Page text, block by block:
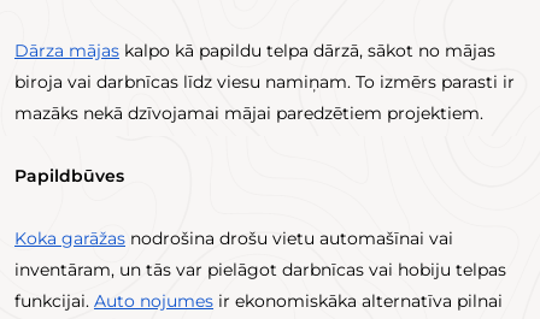
Dārza mājas kalpo kā papildu telpa dārzā, sākot no mājas
biroja vai darbnīcas līdz viesu namiņam. To izmērs parasti ir
mazāks nekā dzīvojamai mājai paredzētiem projektiem.
Papildbūves
Koka garāžas nodrošina drošu vietu automašīnai vai
inventāram, un tās var pielāgot darbnīcas vai hobiju telpas
funkcijai. Auto nojumes ir ekonomiskāka alternatīva pilnai